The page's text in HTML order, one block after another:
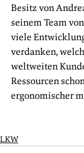
Besitz von
seinem Team
viele
verdanken,
weltweiten
Ressourcen
ergonomischer
LKW